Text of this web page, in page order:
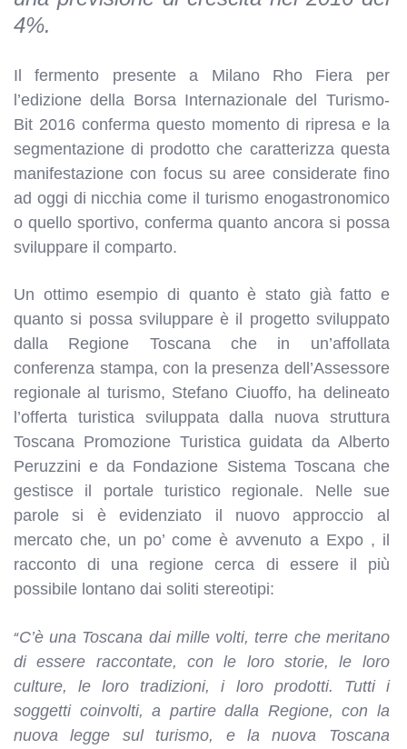
4%.
Il fermento presente a Milano Rho Fiera per
l’edizione della Borsa Internazionale del Turismo-
Bit 2016 conferma questo momento di ripresa e la
segmentazione di prodotto che caratterizza questa
manifestazione con focus su aree considerate fino
ad oggi di nicchia come il turismo enogastronomico
o quello sportivo, conferma quanto ancora si possa
sviluppare il comparto.
Un ottimo esempio di quanto è stato già fatto e
quanto si possa sviluppare è il progetto sviluppato
dalla Regione Toscana che in un’affollata
conferenza stampa, con la presenza dell’Assessore
regionale al turismo, Stefano Ciuoffo, ha delineato
l’offerta turistica sviluppata dalla nuova struttura
Toscana Promozione Turistica guidata da Alberto
Peruzzini e da Fondazione Sistema Toscana che
gestisce il portale turistico regionale. Nelle sue
parole si è evidenziato il nuovo approccio al
mercato che, un po’ come è avvenuto a Expo , il
racconto di una regione cerca di essere il più
possibile lontano dai soliti stereotipi:
“C’è una Toscana dai mille volti, terre che meritano
di essere raccontate, con le loro storie, le loro
culture, le loro tradizioni, i loro prodotti. Tutti i
soggetti coinvolti, a partire dalla Regione, con la
nuova legge sul turismo, e la nuova Toscana